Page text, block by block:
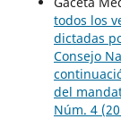
todos los
dictadas
Consejo
del
Núm. 4